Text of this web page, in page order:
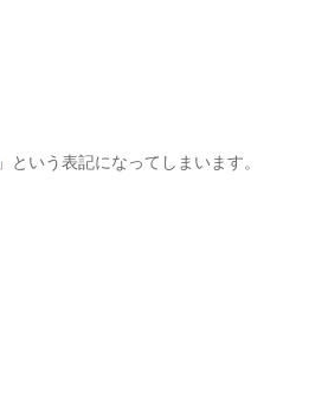
」という表記になってしまいます。